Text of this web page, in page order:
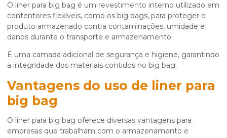
O liner para big bag é um revestimento interno utilizado em
contentores flexíveis, como os big bags, para proteger o
produto armazenado contra contaminações, umidade e
danos durante o transporte e armazenamento.
É uma camada adicional de segurança e higiene, garantindo
a integridade dos materiais contidos no big bag.
Vantagens do uso de liner para
big bag
O liner para big bag oferece diversas vantagens para
empresas que trabalham com o armazenamento e